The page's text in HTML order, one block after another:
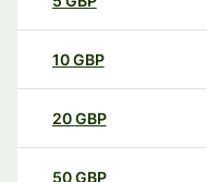
10GBP
20GBP
50GBP